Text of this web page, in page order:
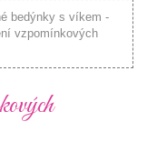
bedýnky s víkem -
vzpomínkových